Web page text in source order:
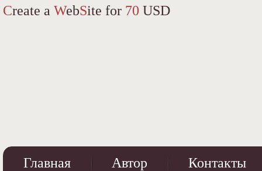
Create a WebSite for 70 USD
Главная Автор Контакты